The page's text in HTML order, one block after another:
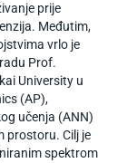
prije
Međutim,
vrlo je
Prof.
University u
(AP),
učenja (ANN)
prostoru. Cilj je
spektrom